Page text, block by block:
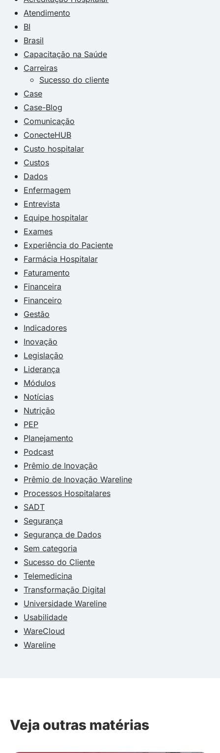
Atendimento
BI
Brasil
Capacitação na Saúde
Carreiras
Sucesso do cliente
Case
Case-Blog
Comunicação
ConecteHUB
Custo hospitalar
Custos
Dados
Enfermagem
Entrevista
Equipe hospitalar
Exames
Experiência do Paciente
Farmácia Hospitalar
Faturamento
Financeira
Financeiro
Gestão
Indicadores
Inovação
Legislação
Liderança
Módulos
Notícias
Nutrição
PEP
Planejamento
Podcast
Prêmio de Inovação
Prêmio de Inovação Wareline
Processos Hospitalares
SADT
Segurança
Segurança de Dados
Sem categoria
Sucesso do Cliente
Telemedicina
Transformação Digital
Universidade Wareline
Usabilidade
WareCloud
Wareline
Veja outras matérias